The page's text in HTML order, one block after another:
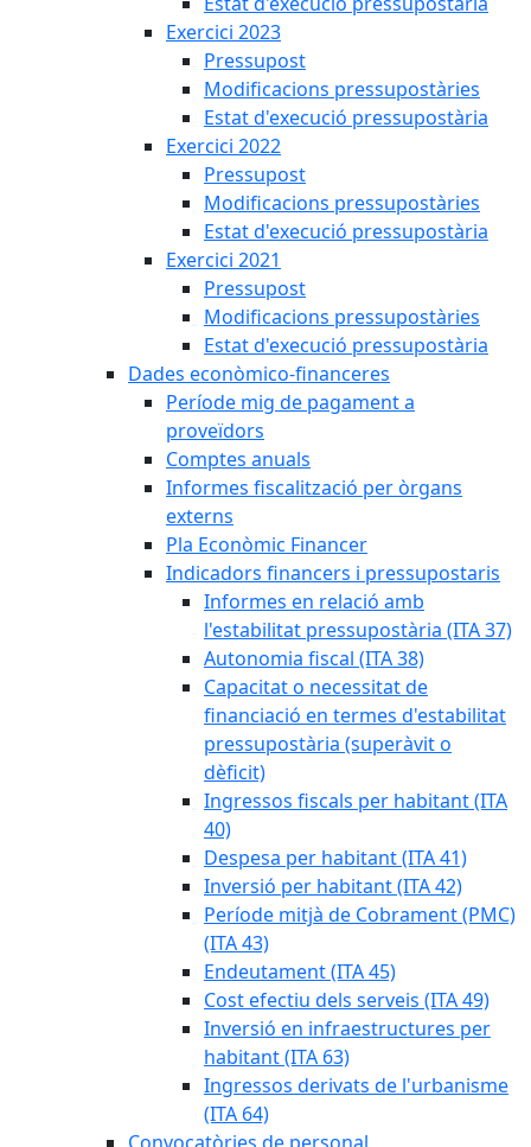
Exercici 2023
Pressupost
Modificacions pressupostàries
Estat d'execució pressupostària
Exercici 2022
Pressupost
Modificacions pressupostàries
Estat d'execució pressupostària
Exercici 2021
Pressupost
Modificacions pressupostàries
Estat d'execució pressupostària
Dades econòmico-financeres
Període mig de pagament a
proveïdors
Comptes anuals
Informes fiscalització per òrgans
externs
Pla Econòmic Financer
Indicadors financers i pressupostaris
Informes en relació amb
l'estabilitat pressupostària (ITA 37)
Autonomia fiscal (ITA 38)
Capacitat o necessitat de
financiació en termes d'estabilitat
pressupostària (superàvit o
dèficit)
Ingressos fiscals per habitant (ITA
40)
Despesa per habitant (ITA 41)
Inversió per habitant (ITA 42)
Període mitjà de Cobrament (PMC)
(ITA 43)
Endeutament (ITA 45)
Cost efectiu dels serveis (ITA 49)
Inversió en infraestructures per
habitant (ITA 63)
Ingressos derivats de l'urbanisme
(ITA 64)